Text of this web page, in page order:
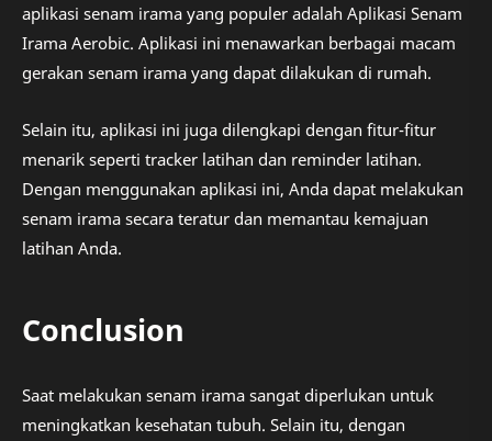
aplikasi senam irama yang populer adalah Aplikasi Senam
Irama Aerobic. Aplikasi ini menawarkan berbagai macam
gerakan senam irama yang dapat dilakukan di rumah.
Selain itu, aplikasi ini juga dilengkapi dengan fitur-fitur
menarik seperti tracker latihan dan reminder latihan.
Dengan menggunakan aplikasi ini, Anda dapat melakukan
senam irama secara teratur dan memantau kemajuan
latihan Anda.
Conclusion
Saat melakukan senam irama sangat diperlukan untuk
meningkatkan kesehatan tubuh. Selain itu, dengan